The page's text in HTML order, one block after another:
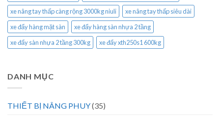
xe nâng tay thấp càng rộng 3000kg niuli
xe nâng tay thấp siêu dài
xe đẩy hàng mặt sàn
xe đẩy hàng sàn nhựa 2 tầng
xe đẩy sàn nhựa 2 tầng 300kg
xe đẩy xth250s1 600kg
DANH MỤC
THIẾT BỊ NÂNG PHUY(35)